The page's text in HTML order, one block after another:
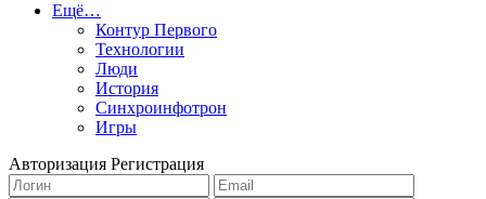
Ещё…
Контур Первого
Технологии
Люди
История
Синхроинфотрон
Игры
Авторизация Регистрация